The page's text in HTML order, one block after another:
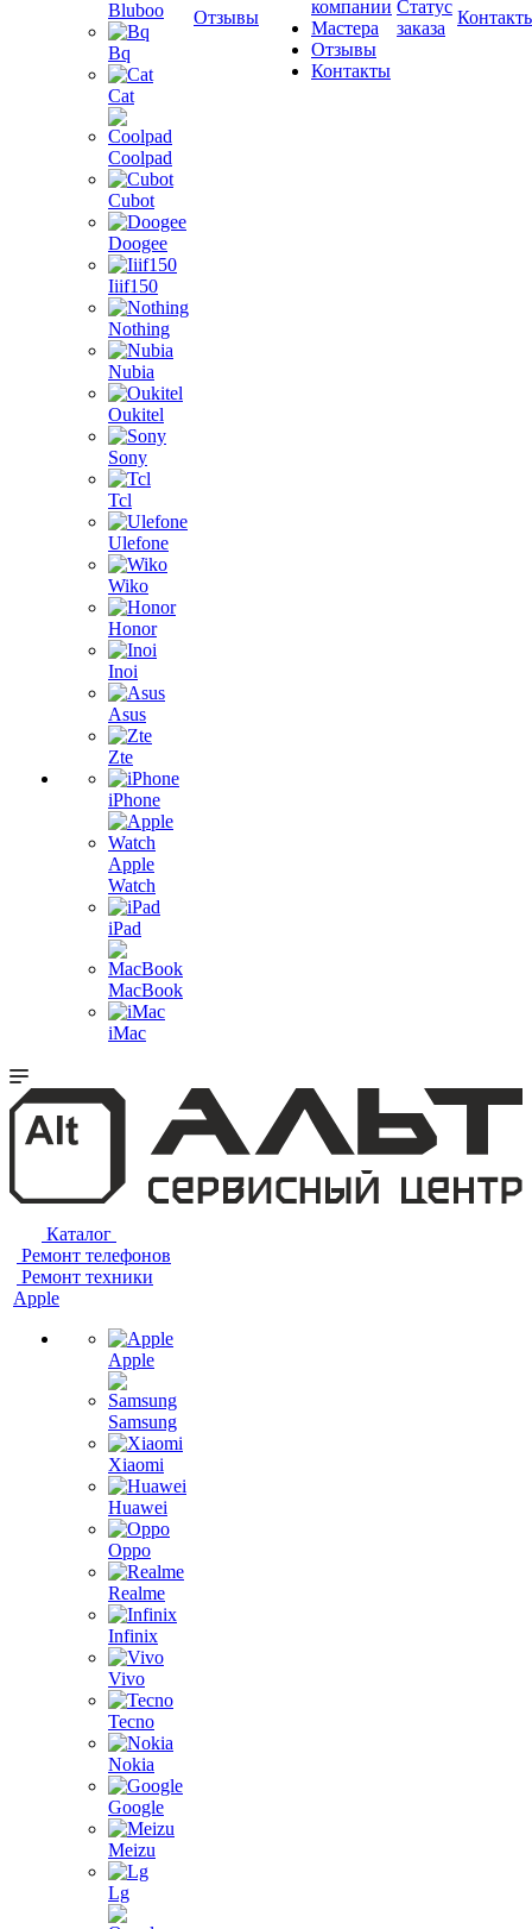
Bluboo
Bq
Cat
Coolpad
Cubot
Doogee
Iiif150
Nothing
Nubia
Oukitel
Sony
Tcl
Ulefone
Wiko
Honor
Inoi
Asus
Zte
iPhone
Apple
Watch
iPad
MacBook
iMac
Отзывы
компании
Мастера
Отзывы
Контакты
Статус
заказа
Каталог
Ремонт телефонов
Ремонт техники
Apple
Apple
Samsung
Xiaomi
Huawei
Oppo
Realme
Infinix
Vivo
Tecno
Nokia
Google
Meizu
Lg